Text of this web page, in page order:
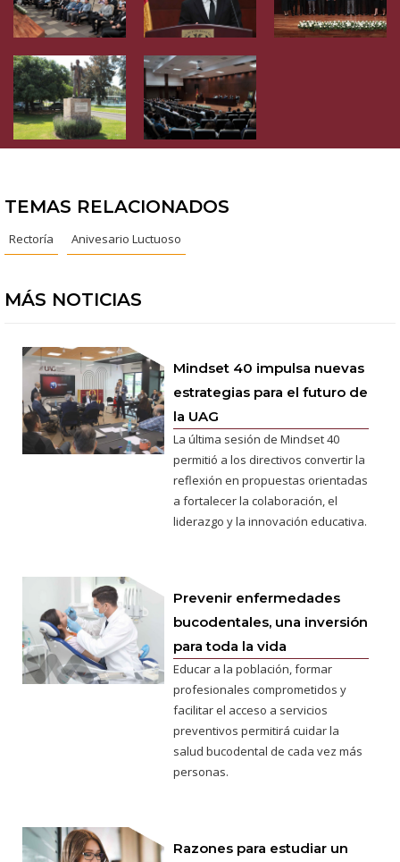
TEMAS RELACIONADOS
Rectoría Anivesario Luctuoso
MÁS NOTICIAS
Mindset 40 impulsa nuevas
estrategias para el futuro de
la UAG
La última sesión de Mindset 40
permitió a los directivos convertir la
reflexión en propuestas orientadas
a fortalecer la colaboración, el
liderazgo y la innovación educativa.
Prevenir enfermedades
bucodentales, una inversión
para toda la vida
Educar a la población, formar
profesionales comprometidos y
facilitar el acceso a servicios
preventivos permitirá cuidar la
salud bucodental de cada vez más
personas.
Razones para estudiar un